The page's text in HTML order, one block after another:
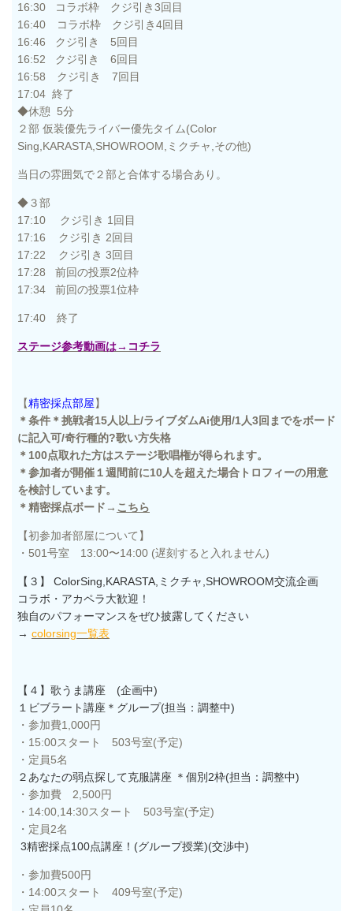
16:30 コラボ枠 クジ引き3回目
16:40 コラボ枠 クジ引き4回目
16:46 クジ引き 5回目
16:52 クジ引き 6回目
16:58 クジ引き 7回目
17:04 終了
◆休憩 5分
２部 仮装優先ライバー優先タイム(Color
Sing,KARASTA,SHOWROOM,ミクチャ,その他)
当日の雰囲気で２部と合体する場合あり。
◆３部
17:10 クジ引き 1回目
17:16 クジ引き 2回目
17:22 クジ引き 3回目
17:28 前回の投票2位枠
17:34 前回の投票1位枠
17:40 終了
ステージ参考動画は→コチラ
【精密採点部屋】
＊条件＊挑戦者15人以上/ライブダムAi使用/1人3回までをボード
に記入可/奇行種的?歌い方失格
＊100点取れた方はステージ歌唱権が得られます。
＊参加者が開催１週間前に10人を超えた場合トロフィーの用意
を検討しています。
＊精密採点ボード→ こちら
【初参加者部屋について】
・501号室 13:00〜14:00 (遅刻すると入れません)
【３】 ColorSing,KARASTA,ミクチャ,SHOWROOM交流企画
コラボ・アカペラ大歓迎！
独自のパフォーマンスをぜひ披露してください
→ colorsing一覧表
【４】歌うま講座 (企画中)
１ビブラート講座＊グループ(担当：調整中)
・参加費1,000円
・15:00スタート 503号室(予定)
・定員5名
２あなたの弱点探して克服講座 ＊個別2枠(担当： 調整中)
・参加費 2,500円
・14:00,14:30スタート 503号室(予定)
・定員2名
3精密採点100点講座！(グループ授業)(交渉中)
・参加費500円
・14:00スタート 409号室(予定)